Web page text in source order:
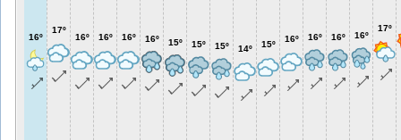
16º
17º
16º 16º 16º 16º 15º 15º 15º 14º 15º
16º 16º 16º 16º
17º